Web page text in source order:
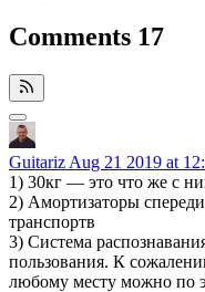
Comments 17
Guitariz Aug 21 2019 at
1) 30кг — это что же с
2) Амортизаторы
транспортв
3) Система
пользования. К
любому месту можно по